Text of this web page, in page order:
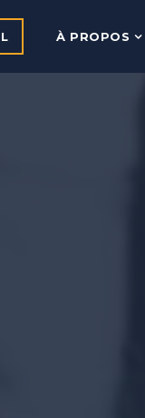
À PROPOS